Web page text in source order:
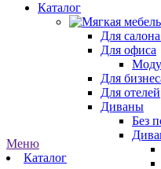
Каталог
Для
Для офиса
Для
Для отелей
Диваны
Без
Меню
Каталог